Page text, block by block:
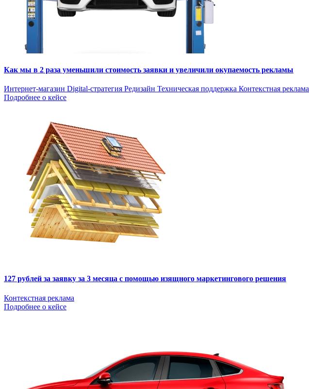
Как мы в 2 раза уменьшили стоимость заявки и увеличили окупаемость рекламы
Интернет-магазин Digital-стратегия Редизайн Техническая поддержка Контекстная реклама
Подробнее о кейсе
127 рублей за заявку за 3 месяца с помощью изящного маркетингового решения
Контекстная реклама
Подробнее о кейсе